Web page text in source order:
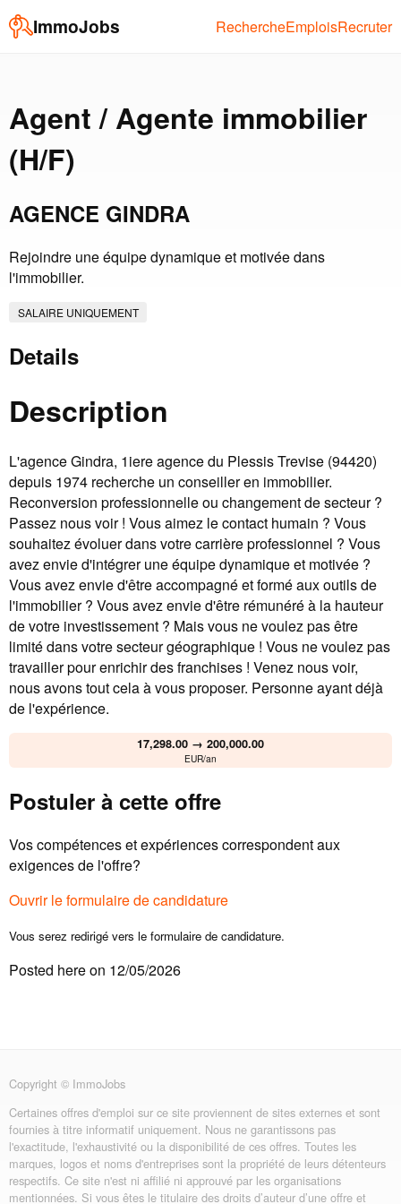
ImmoJobs RechercheEmploisRecruter
Agent / Agente immobilier
(H/F)
AGENCE GINDRA
Rejoindre une équipe dynamique et motivée dans
l'immobilier.
SALAIRE UNIQUEMENT
Details
Description
L'agence Gindra, 1iere agence du Plessis Trevise (94420)
depuis 1974 recherche un conseiller en immobilier.
Reconversion professionnelle ou changement de secteur ?
Passez nous voir ! Vous aimez le contact humain ? Vous
souhaitez évoluer dans votre carrière professionnel ? Vous
avez envie d'intégrer une équipe dynamique et motivée ?
Vous avez envie d'être accompagné et formé aux outils de
l'immobilier ? Vous avez envie d'être rémunéré à la hauteur
de votre investissement ? Mais vous ne voulez pas être
limité dans votre secteur géographique ! Vous ne voulez pas
travailler pour enrichir des franchises ! Venez nous voir,
nous avons tout cela à vous proposer. Personne ayant déjà
de l'expérience.
17,298.00 → 200,000.00
EUR/an
Postuler à cette offre
Vos compétences et expériences correspondent aux
exigences de l'offre?
Ouvrir le formulaire de candidature
Vous serez redirigé vers le formulaire de candidature.
Posted here on 12/05/2026
Copyright © ImmoJobs
Certaines offres d'emploi sur ce site proviennent de sites externes et sont
fournies à titre informatif uniquement. Nous ne garantissons pas
l'exactitude, l'exhaustivité ou la disponibilité de ces offres. Toutes les
marques, logos et noms d'entreprises sont la propriété de leurs détenteurs
respectifs. Ce site n'est ni affilié ni approuvé par les organisations
mentionnées. Si vous êtes le titulaire des droits d’auteur d’une offre et